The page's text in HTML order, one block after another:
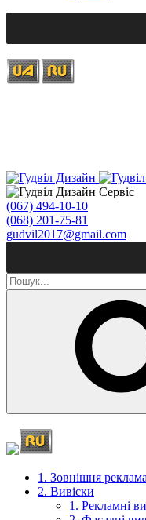
(067) 494-10-10
(068) 201-75-81
gudvil2017@gmail.com
1. Зовнішня
2. Вивіски
1. Рекламні